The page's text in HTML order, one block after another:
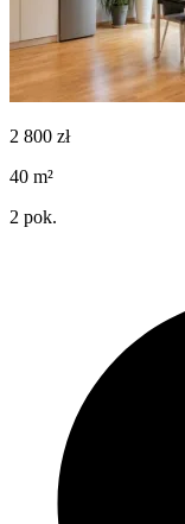
2 800 zł
40 m²
2 pok.